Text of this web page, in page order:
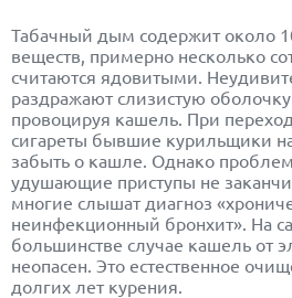
Табачный дым содержит около
веществ, примерно несколько
считаются ядовитыми.
раздражают слизистую
провоцируя кашель. При
сигареты бывшие курильщики
забыть о кашле. Однако
удушающие приступы не
многие слышат диагноз
неинфекционный бронхит». На
большинстве случае кашель от
неопасен. Это естественное
долгих лет курения.